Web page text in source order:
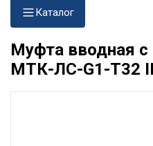
Каталог
Муфта вводная с
МТК-ЛС-G1-Т32